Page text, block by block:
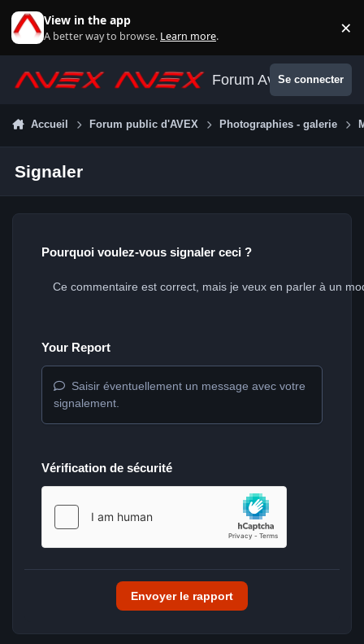
View in the app
A better way to browse. Learn more. ×
Forum AvexSe connecter
Accueil Forum public d'AVEX Photographies - galerie
Signaler
Pourquoi voulez-vous signaler ceci ?
Your Report
Saisir éventuellement un message avec votre
signalement.
Vérification de sécurité
Envoyer le rapport